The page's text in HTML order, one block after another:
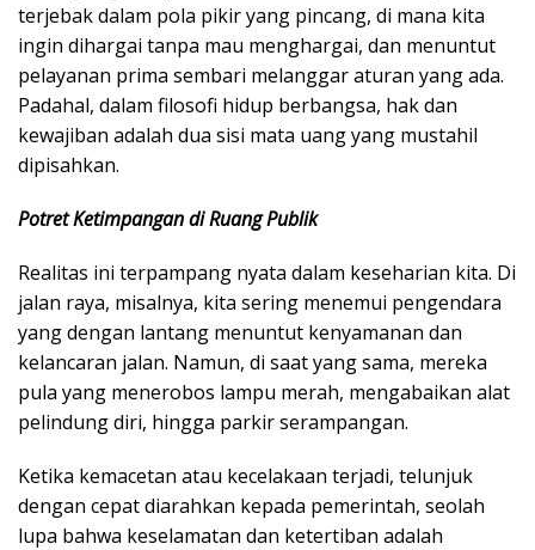
terjebak dalam pola pikir yang pincang, di mana kita
ingin dihargai tanpa mau menghargai, dan menuntut
pelayanan prima sembari melanggar aturan yang ada.
Padahal, dalam filosofi hidup berbangsa, hak dan
kewajiban adalah dua sisi mata uang yang mustahil
dipisahkan.
Potret Ketimpangan di Ruang Publik
​Realitas ini terpampang nyata dalam keseharian kita. Di
jalan raya, misalnya, kita sering menemui pengendara
yang dengan lantang menuntut kenyamanan dan
kelancaran jalan. Namun, di saat yang sama, mereka
pula yang menerobos lampu merah, mengabaikan alat
pelindung diri, hingga parkir serampangan.
Ketika kemacetan atau kecelakaan terjadi, telunjuk
dengan cepat diarahkan kepada pemerintah, seolah
lupa bahwa keselamatan dan ketertiban adalah